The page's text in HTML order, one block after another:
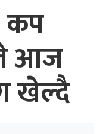
कप
आज
खेल्दै